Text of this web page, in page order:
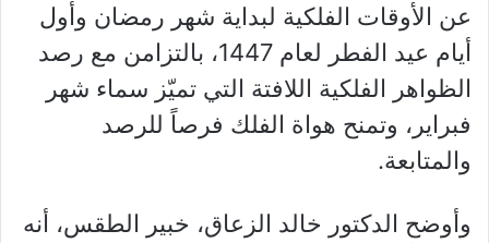
عن الأوقات الفلكية لبداية شهر رمضان وأول
أيام عيد الفطر لعام 1447، بالتزامن مع رصد
الظواهر الفلكية اللافتة التي تميّز سماء شهر
فبراير، وتمنح هواة الفلك فرصاً للرصد
والمتابعة.
وأوضح الدكتور خالد الزعاق، خبير الطقس، أنه